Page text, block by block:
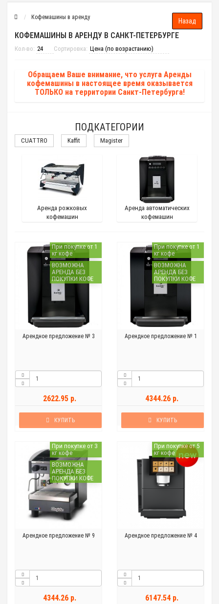
Кофемашины в аренду
КОФЕМАШИНЫ В АРЕНДУ В САНКТ-ПЕТЕРБУРГЕ
Кол-во: Сортировка:
Обращаем Ваше внимание, что услуга Аренды
кофемашины в настоящее время оказывается
ТОЛЬКО на территории Санкт-Петербурга!
ПОДКАТЕГОРИИ
CUATTRO Kaffit Magister
Аренда рожковых
кофемашин
Аренда автоматических
кофемашин
При покупке от 1
кг кофе
ВОЗМОЖНА
АРЕНДА БЕЗ
ПОКУПКИ КОФЕ
Арендное предложение № 3
2622.95 р.
КУПИТЬ
При покупке от 1
кг кофе
ВОЗМОЖНА
АРЕНДА БЕЗ
ПОКУПКИ КОФЕ
Арендное предложение № 1
4344.26 р.
КУПИТЬ
При покупке от 3
кг кофе
ВОЗМОЖНА
АРЕНДА БЕЗ
ПОКУПКИ КОФЕ
Арендное предложение № 9
4344.26 р.
При покупке от 5
кг кофе
Арендное предложение № 4
6147.54 р.